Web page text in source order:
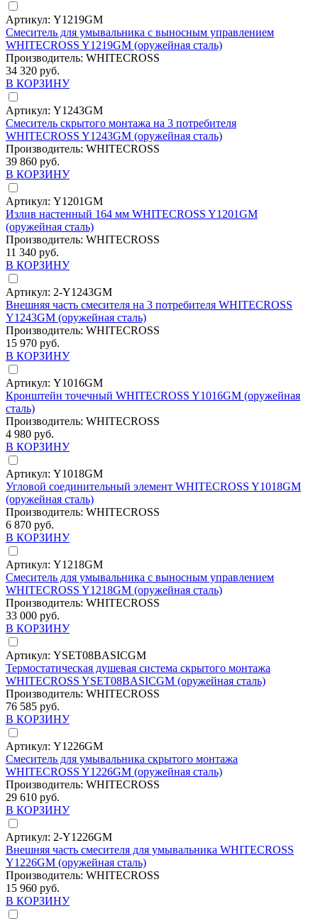
Артикул: Y1219GM
Смеситель для умывальника с выносным управлением
WHITECROSS Y1219GM (оружейная сталь)
Производитель: WHITECROSS
34 320 руб.
В КОРЗИНУ
Артикул: Y1243GM
Смеситель скрытого монтажа на 3 потребителя
WHITECROSS Y1243GM (оружейная сталь)
Производитель: WHITECROSS
39 860 руб.
В КОРЗИНУ
Артикул: Y1201GM
Излив настенный 164 мм WHITECROSS Y1201GM
(оружейная сталь)
Производитель: WHITECROSS
11 340 руб.
В КОРЗИНУ
Артикул: 2-Y1243GM
Внешняя часть смесителя на 3 потребителя WHITECROSS
Y1243GM (оружейная сталь)
Производитель: WHITECROSS
15 970 руб.
В КОРЗИНУ
Артикул: Y1016GM
Кронштейн точечный WHITECROSS Y1016GM (оружейная
сталь)
Производитель: WHITECROSS
4 980 руб.
В КОРЗИНУ
Артикул: Y1018GM
Угловой соединительный элемент WHITECROSS Y1018GM
(оружейная сталь)
Производитель: WHITECROSS
6 870 руб.
В КОРЗИНУ
Артикул: Y1218GM
Смеситель для умывальника с выносным управлением
WHITECROSS Y1218GM (оружейная сталь)
Производитель: WHITECROSS
33 000 руб.
В КОРЗИНУ
Артикул: YSET08BASICGM
Термостатическая душевая система скрытого монтажа
WHITECROSS YSET08BASICGM (оружейная сталь)
Производитель: WHITECROSS
76 585 руб.
В КОРЗИНУ
Артикул: Y1226GM
Смеситель для умывальника скрытого монтажа
WHITECROSS Y1226GM (оружейная сталь)
Производитель: WHITECROSS
29 610 руб.
В КОРЗИНУ
Артикул: 2-Y1226GM
Внешняя часть смесителя для умывальника WHITECROSS
Y1226GM (оружейная сталь)
Производитель: WHITECROSS
15 960 руб.
В КОРЗИНУ